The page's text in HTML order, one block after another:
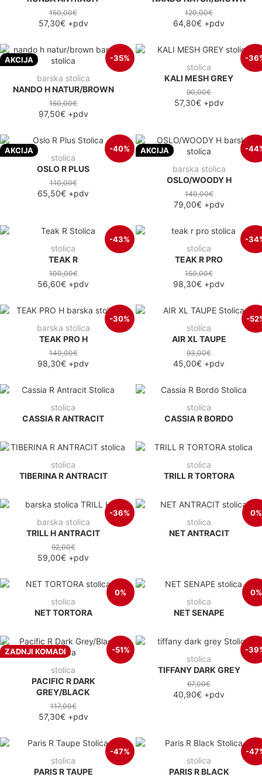
150,00€
57,30€+pdv
120,00€
64,80€ +pdv
AKCIJA -35%
barska stolica
NANDO H NATUR/BROWN
150,00€
97,50€+pdv
-
stolica
KALI MESH GREY
90,00€
57,30€+pdv
AKCIJA -40%
stolica
OSLO R PLUS
110,00€
65,50€ +pdv
AKCIJA -
barska stolica
OSLO/WOODY H
140,00€
79,00€+pdv
-43%
stolica
TEAK R
100,00€
56,60€ +pdv
-
stolica
TEAK R PRO
150,00€
98,30€ +pdv
-30%
barska stolica
TEAK PRO H
140,00€
98,30€ +pdv
-
stolica
AIR XL TAUPE
93,00€
45,00€ +pdv
stolica
CASSIA R ANTRACIT
stolica
CASSIA R BORDO
stolica
TIBERINA R ANTRACIT
stolica
TRILL R TORTORA
-36%
barska stolica
TRILL H ANTRACIT
92,00€
59,00€ +pdv
0%
stolica
NET ANTRACIT
0%
stolica
NET TORTORA
0%
stolica
NET SENAPE
ZADNJI KOMADI -51%
stolica
PACIFIC R DARK
GREY/BLACK
117,00€
57,30€+pdv
-
stolica
TIFFANY DARK GREY
67,00€
40,90€ +pdv
-47%
stolica
PARIS R TAUPE
-
stolica
PARIS R BLACK